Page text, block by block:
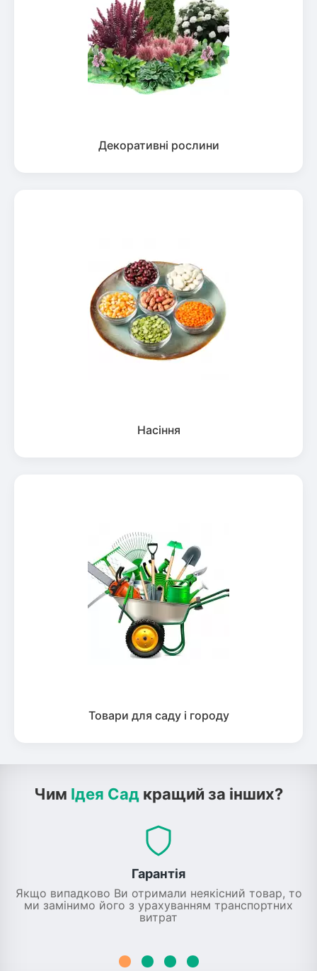
Декоративні рослини
Насіння
Товари для саду і городу
Чим Ідея Сад кращий за інших?
Гарантія
Якщо випадково Ви отримали неякісний товар, то
ми замінимо його з урахуванням транспортних
витрат